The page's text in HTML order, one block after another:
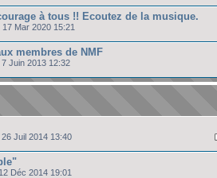
à tous !! Ecoutez de la musique.
17 Mar 2020 15:21
membres de NMF
7 Juin 2013 12:32
26 Juil 2014 13:40
Déc 2014 19:01